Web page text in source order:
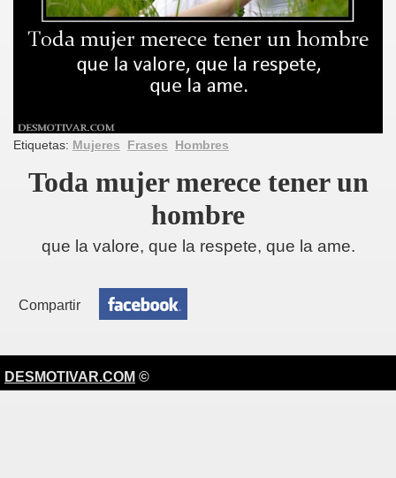
Etiquetas: Mujeres Frases Hombres
Toda mujer merece tener un
hombre
que la valore, que la respete, que la ame.
Compartir
DESMOTIVAR.COM ©